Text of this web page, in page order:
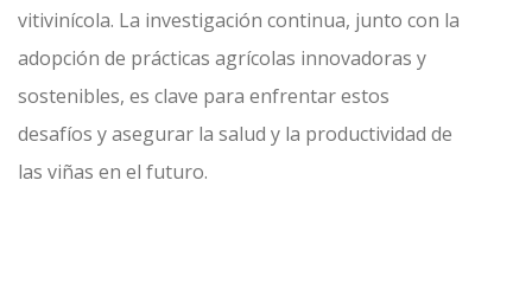
vitivinícola. La investigación continua, junto con la
adopción de prácticas agrícolas innovadoras y
sostenibles, es clave para enfrentar estos
desafíos y asegurar la salud y la productividad de
las viñas en el futuro.